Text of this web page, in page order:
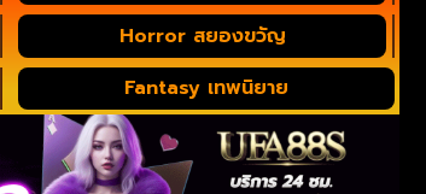
Horror สยองขวัญ
Fantasy เทพนิยาย